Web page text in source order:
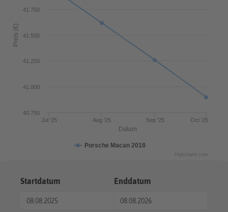
Datum
Preis (€)
Porsche Macan 2018
Jul '25 Aug '25 Sep '25 Oct '25
40.750
41.000
41.250
41.500
41.750
Highcharts.com
Startdatum Enddatum